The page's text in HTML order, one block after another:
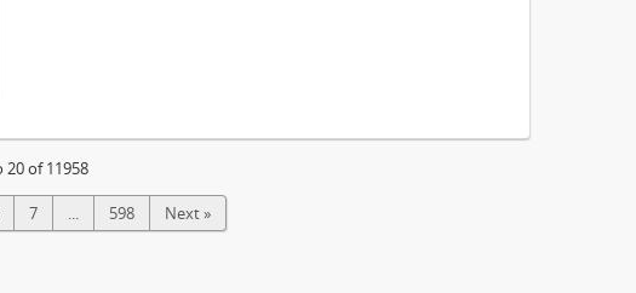
20 of 11958
7 ... 598 Next »